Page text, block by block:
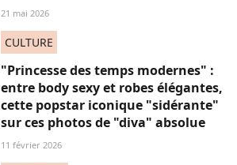
21 mai 2026
CULTURE
"Princesse des temps modernes" :
entre body sexy et robes élégantes,
cette popstar iconique "sidérante"
sur ces photos de "diva" absolue
11 février 2026